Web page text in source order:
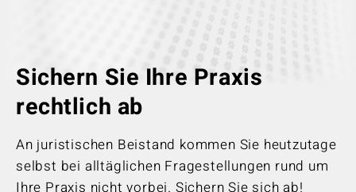
Sichern Sie Ihre Praxis
rechtlich ab
An juristischen Beistand kommen Sie heutzutage
selbst bei alltäglichen Fragestellungen rund um
Ihre Praxis nicht vorbei. Sichern Sie sich ab!